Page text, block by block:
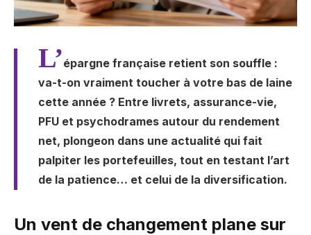
L’épargne française retient son souffle :
va-t-on vraiment toucher à votre bas de laine
cette année ? Entre livrets, assurance-vie,
PFU et psychodrames autour du rendement
net, plongeon dans une actualité qui fait
palpiter les portefeuilles, tout en testant l’art
de la patience… et celui de la diversification.
Un vent de changement plane sur